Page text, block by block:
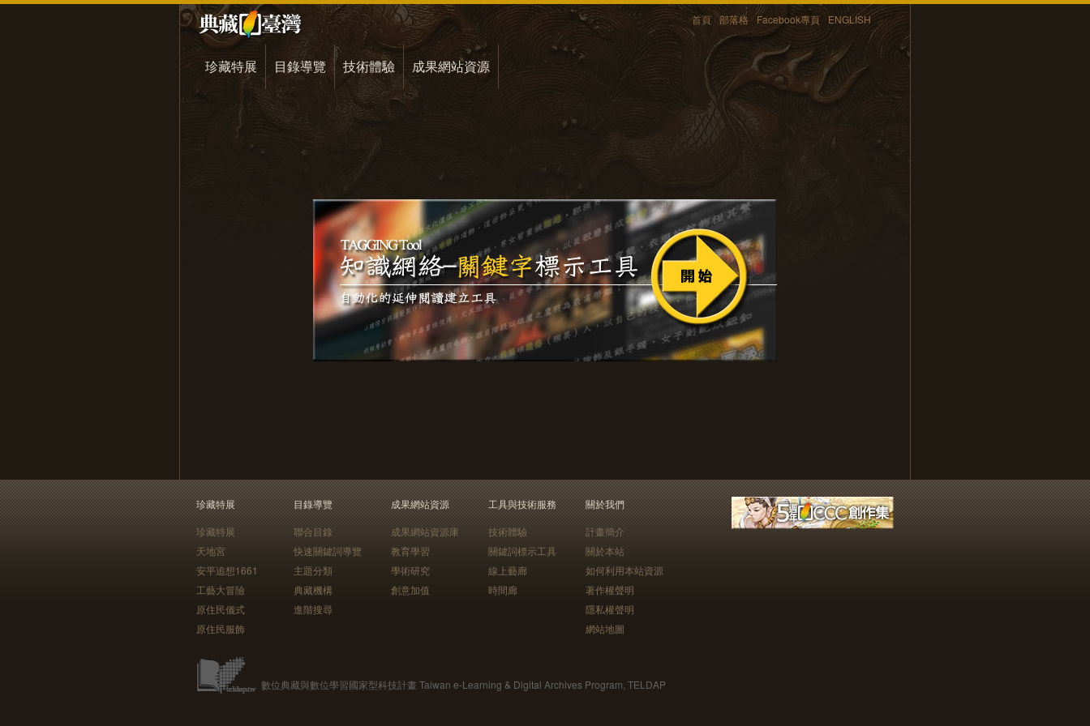
首頁 部落格 Facebook專頁 ENGLISH
珍藏特展 目錄導覽 技術體驗 成果網站資源
珍藏特展
珍藏特展
天地宮
安平追想1661
工藝大冒險
原住民儀式
原住民服飾
目錄導覽
聯合目錄
快速關鍵詞導覽
主題分類
典藏機構
進階搜尋
成果網站資源
成果網站資源庫
教育學習
學術研究
創意加值
工具與技術服務
技術體驗
關鍵詞標示工具
線上藝廊
時間廊
關於我們
計畫簡介
關於本站
如何利用本站資源
著作權聲明
隱私權聲明
網站地圖
數位典藏與數位學習國家型科技計畫 Taiwan e-Learning & Digital Archives Program, TELDAP